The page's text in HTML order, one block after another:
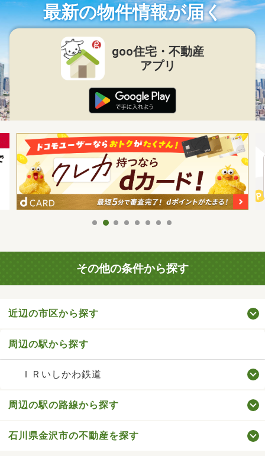
最新の物件情報が届く
goo住宅・不動産
アプリ
その他の条件から探す
近辺の市区から探す
周辺の駅から探す
ＩＲいしかわ鉄道
周辺の駅の路線から探す
石川県金沢市の不動産を探す